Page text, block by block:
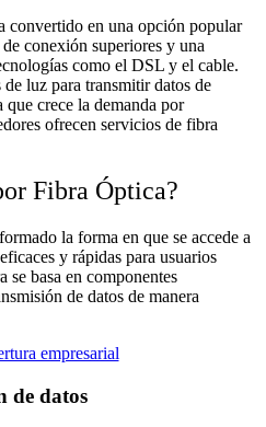
convertido en una opción popular
conexión superiores y una
como el DSL y el cable.
luz para transmitir datos de
crece la demanda por
ofrecen servicios de fibra
Fibra Óptica?
la forma en que se accede a
y rápidas para usuarios
se basa en componentes
de datos de manera
empresarial
de datos